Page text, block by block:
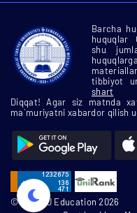
Barcha
huquqlar
shu
tibbiyot
shart
Diqqat! Agar siz matnda
ma`muriyatni xabardor qilish
© SamMU Education 2026